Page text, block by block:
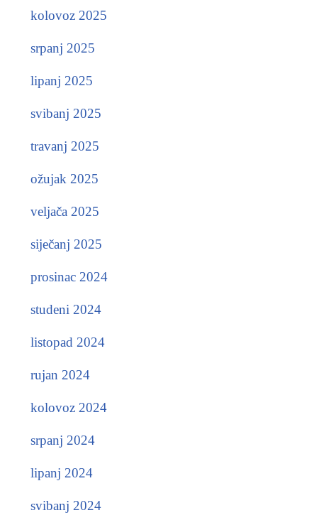
kolovoz 2025
srpanj 2025
lipanj 2025
svibanj 2025
travanj 2025
ožujak 2025
veljača 2025
siječanj 2025
prosinac 2024
studeni 2024
listopad 2024
rujan 2024
kolovoz 2024
srpanj 2024
lipanj 2024
svibanj 2024